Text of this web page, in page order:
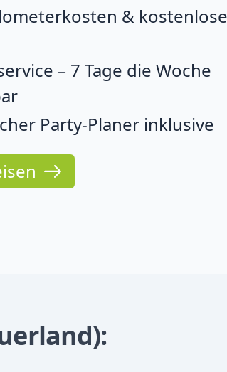
&
– 7 Tage die Woche
Party-Planer inklusive